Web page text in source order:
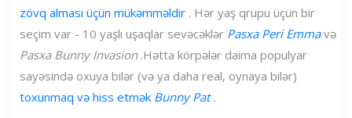
zövq alması üçün mükəmməldir . Hər yaş qrupu üçün bir
seçim var - 10 yaşlı uşaqlar sevəcəklər Pasxa Peri Emma və
Pasxa Bunny Invasion .Hətta körpələr daima populyar
sayəsində oxuya bilər (və ya daha real, oynaya bilər)
toxunmaq və hiss etmək Bunny Pat.